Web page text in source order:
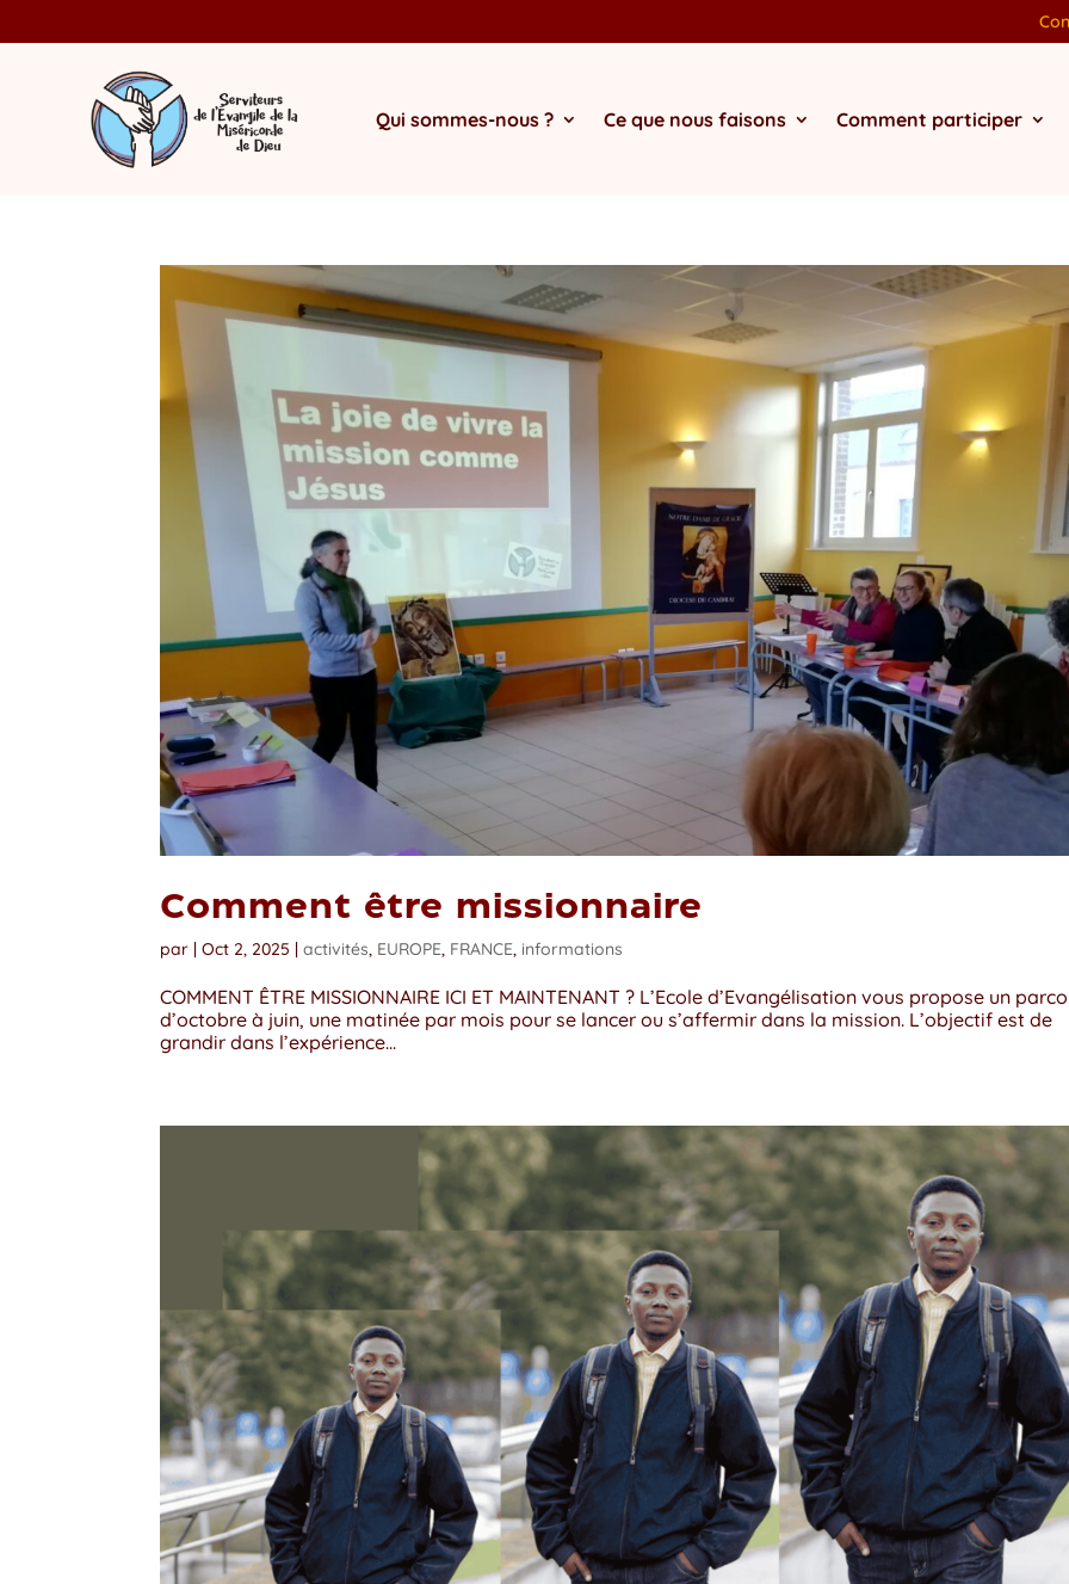
Qui sommes-nous ? Ce que nous faisons Comment participer
Comment être missionnaire
par |Oct 2, 2025 |activités, EUROPE, FRANCE, informations
COMMENT ÊTRE MISSIONNAIRE ICI ET MAINTENANT ? L’Ecole d’Evangélisation vous propose un
d’octobre à juin, une matinée par mois pour se lancer ou s’affermir dans la mission. L’objectif est de
grandir dans l’expérience...